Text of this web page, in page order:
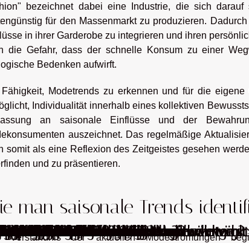
bezeichnet dabei eine Industrie, die sich
für den Massenmarkt zu produzieren.
in ihrer Garderobe zu integrieren und ihren
die Gefahr, dass der schnelle Konsum zu einer
Bedenken aufwirft.
Modetrends zu erkennen und für die
Individualität innerhalb eines kollektiven
an saisonale Einflüsse und der
auszeichnet. Das regelmäßige
somit als eine Reflexion des Zeitgeistes gesehen
und zu präsentieren.
man saisonale Trends
Verständnis der aktuellen Modeströmungen
einen Familienurlaub?
baut
auf Spielvorlieben wählt
SUP und Wingfoilen?
aus?
für das Zuhause?
Katzen aus?
aufbaut?
auf persönlichen Spielvorlieben wählt
Stimmung?setzen kann
aufbaut und nutzt
Spielstil auswählt
auswählt
auf Benutzererfahrungen auswählt
integriert
Wirkung auf die heutige Mode
auswählt
moderne Kultur
Cowgirls und Cowboys
jeden Anlass auswählen
Möbeln optimal nutzen
Kaftanen
Trauerkultur
Jahreszeit kreiert
Wetter
modernen Inneneinrichtung
und ihre Sicherheit
Mode beeinflusst
um Ihren Außenbereich aufzuwerten ?
Stil anzunehmen ?
um Ihre schöne Schmucksammlung
Dekoration seiner Wohnung ?
Lebensunterhalt verdienen ?
oder Honig?
langen Kleides
auf Entdeckungsreise durch die
konsumieren?
Schaffhausen
lumbar pro lindern?
Vienna